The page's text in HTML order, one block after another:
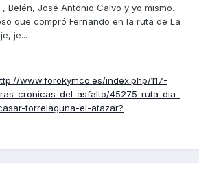
Belén, José Antonio Calvo y yo mismo.
que compró Fernando en la ruta de La
je...
www.forokymco.es/index.php/117-
cronicas-del-asfalto/45275-ruta-dia-
torrelaguna-el-atazar?